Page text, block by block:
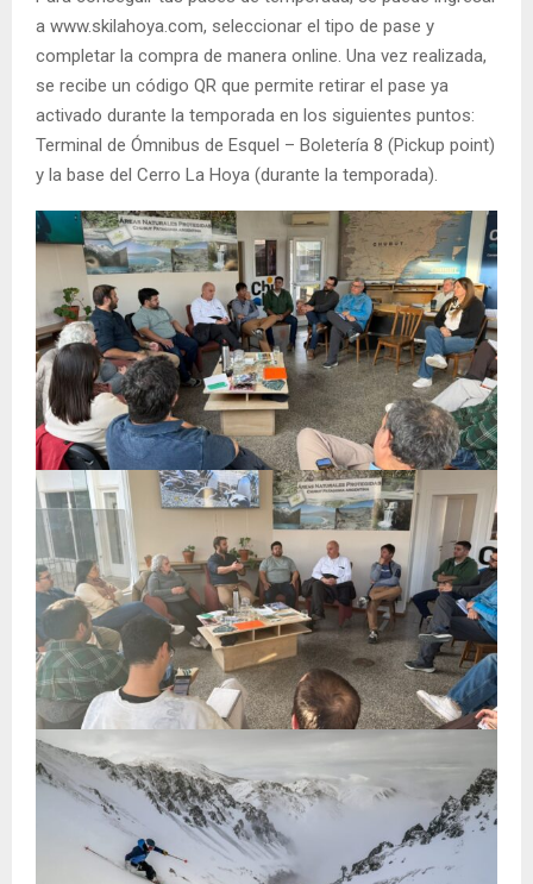
a www.skilahoya.com, seleccionar el tipo de pase y
completar la compra de manera online. Una vez realizada,
se recibe un código QR que permite retirar el pase ya
activado durante la temporada en los siguientes puntos:
Terminal de Ómnibus de Esquel – Boletería 8 (Pickup point)
y la base del Cerro La Hoya (durante la temporada).